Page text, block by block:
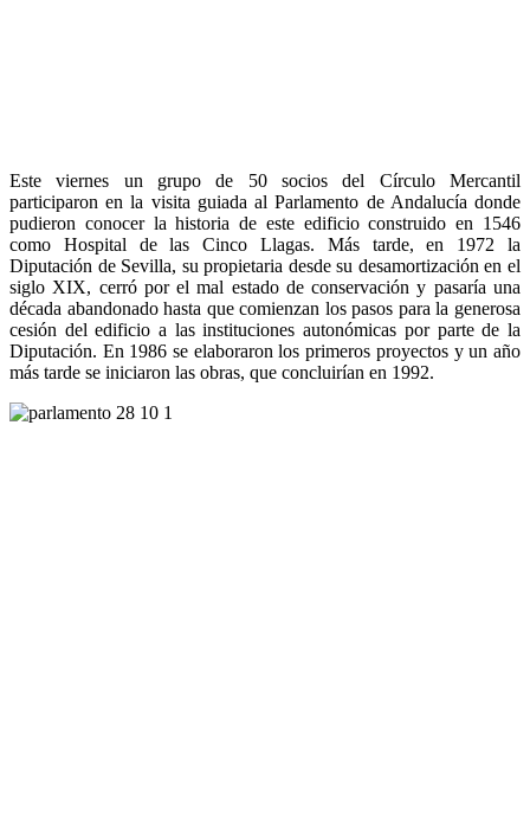
Este viernes un grupo de 50 socios del Círculo Mercantil
participaron en la visita guiada al Parlamento de Andalucía donde
pudieron conocer la historia de este edificio construido en 1546
como Hospital de las Cinco Llagas. Más tarde, en 1972 la
Diputación de Sevilla, su propietaria desde su desamortización en el
siglo XIX, cerró por el mal estado de conservación y pasaría una
década abandonado hasta que comienzan los pasos para la generosa
cesión del edificio a las instituciones autonómicas por parte de la
Diputación. En 1986 se elaboraron los primeros proyectos y un año
más tarde se iniciaron las obras, que concluirían en 1992.